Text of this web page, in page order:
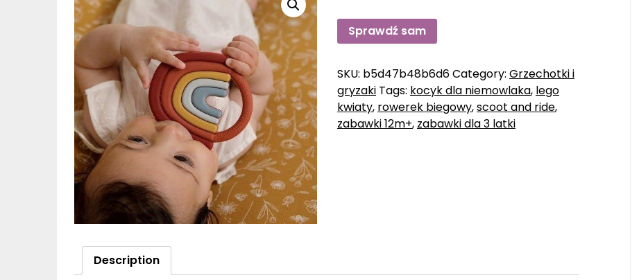
Sprawdź sam
SKU: b5d47b48b6d6Category: Grzechotki i
gryzaki Tags: kocyk dla niemowlaka, lego
kwiaty, rowerek biegowy,scoot and ride,
zabawki 12m+, zabawki dla 3 latki
Description